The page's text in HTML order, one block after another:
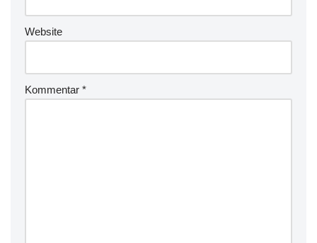
Website
Kommentar *